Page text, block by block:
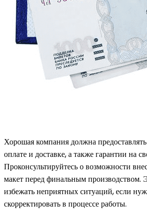
Хорошая компания должна
оплате и доставке, а также гарантии на
Проконсультируйтесь о возможности
макет перед финальным производством.
избежать неприятных ситуаций, если
скорректировать в процессе работы.